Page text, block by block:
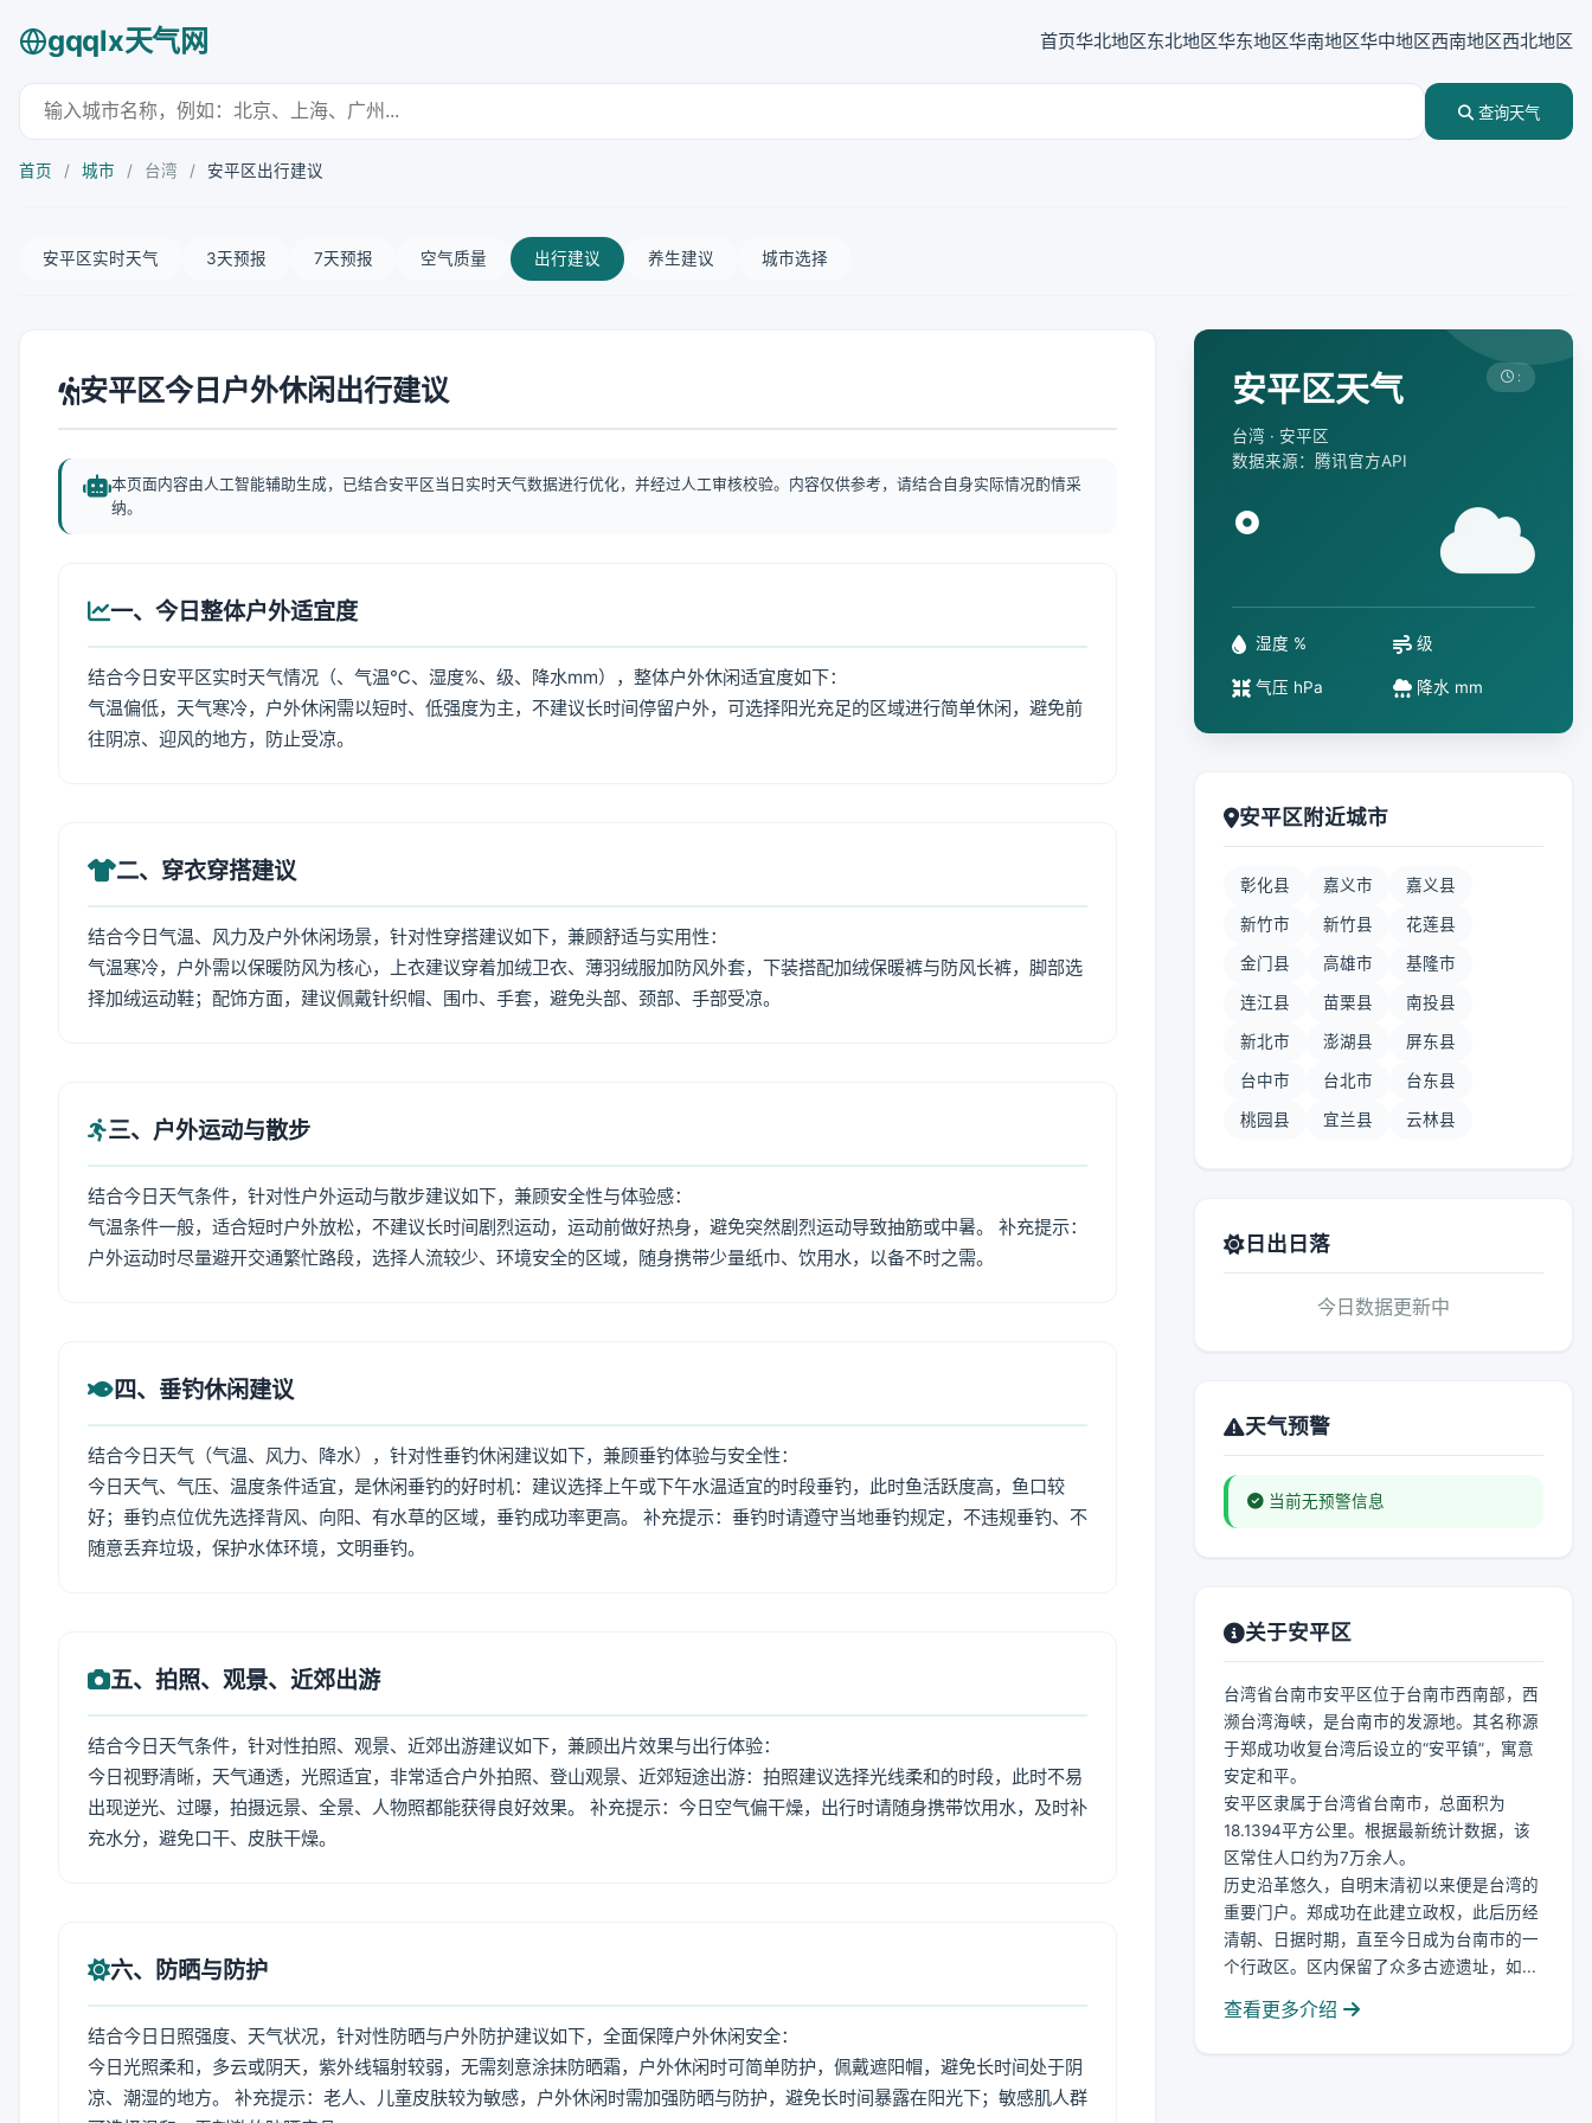
gqqlx天气网 首页华北地区东北地区华东地区华南地区华中地区西南地区西北地区
查询天气
首页 / 城市 / 台湾 / 安平区出行建议
安平区实时天气 3天预报 7天预报 空气质量 出行建议 养生建议 城市选择
安平区今日户外休闲出行建议
本页面内容由人工智能辅助生成，已结合安平区当日实时天气数据进行优化，并经过人工审核校验。内容仅供参考，请结合自身实际情况酌情采
纳。
一、今日整体户外适宜度
结合今日安平区实时天气情况（、气温℃、湿度%、级、降水mm），整体户外休闲适宜度如下：
气温偏低，天气寒冷，户外休闲需以短时、低强度为主，不建议长时间停留户外，可选择阳光充足的区域进行简单休闲，避免前
往阴凉、迎风的地方，防止受凉。
二、穿衣穿搭建议
结合今日气温、风力及户外休闲场景，针对性穿搭建议如下，兼顾舒适与实用性：
气温寒冷，户外需以保暖防风为核心，上衣建议穿着加绒卫衣、薄羽绒服加防风外套，下装搭配加绒保暖裤与防风长裤，脚部选
择加绒运动鞋；配饰方面，建议佩戴针织帽、围巾、手套，避免头部、颈部、手部受凉。
三、户外运动与散步
结合今日天气条件，针对性户外运动与散步建议如下，兼顾安全性与体验感：
气温条件一般，适合短时户外放松，不建议长时间剧烈运动，运动前做好热身，避免突然剧烈运动导致抽筋或中暑。 补充提示：
户外运动时尽量避开交通繁忙路段，选择人流较少、环境安全的区域，随身携带少量纸巾、饮用水，以备不时之需。
四、垂钓休闲建议
结合今日天气（气温、风力、降水），针对性垂钓休闲建议如下，兼顾垂钓体验与安全性：
今日天气、气压、温度条件适宜，是休闲垂钓的好时机：建议选择上午或下午水温适宜的时段垂钓，此时鱼活跃度高，鱼口较
好；垂钓点位优先选择背风、向阳、有水草的区域，垂钓成功率更高。 补充提示：垂钓时请遵守当地垂钓规定，不违规垂钓、不
随意丢弃垃圾，保护水体环境，文明垂钓。
五、拍照、观景、近郊出游
结合今日天气条件，针对性拍照、观景、近郊出游建议如下，兼顾出片效果与出行体验：
今日视野清晰，天气通透，光照适宜，非常适合户外拍照、登山观景、近郊短途出游：拍照建议选择光线柔和的时段，此时不易
出现逆光、过曝，拍摄远景、全景、人物照都能获得良好效果。 补充提示：今日空气偏干燥，出行时请随身携带饮用水，及时补
充水分，避免口干、皮肤干燥。
六、防晒与防护
结合今日日照强度、天气状况，针对性防晒与户外防护建议如下，全面保障户外休闲安全：
今日光照柔和，多云或阴天，紫外线辐射较弱，无需刻意涂抹防晒霜，户外休闲时可简单防护，佩戴遮阳帽，避免长时间处于阴
凉、潮湿的地方。 补充提示：老人、儿童皮肤较为敏感，户外休闲时需加强防晒与防护，避免长时间暴露在阳光下；敏感肌人群
安平区天气
台湾 · 安平区
数据来源：腾讯官方API
:
°
湿度 % 级
气压 hPa 降水 mm
安平区附近城市
彰化县 嘉义市 嘉义县
新竹市 新竹县 花莲县
金门县 高雄市 基隆市
连江县 苗栗县 南投县
新北市 澎湖县 屏东县
台中市 台北市 台东县
桃园县 宜兰县 云林县
日出日落
今日数据更新中
天气预警
当前无预警信息
关于安平区
台湾省台南市安平区位于台南市西南部，西
濒台湾海峡，是台南市的发源地。其名称源
于郑成功收复台湾后设立的“安平镇”，寓意
安定和平。
安平区隶属于台湾省台南市，总面积为
18.1394平方公里。根据最新统计数据，该
区常住人口约为7万余人。
历史沿革悠久，自明末清初以来便是台湾的
重要门户。郑成功在此建立政权，此后历经
清朝、日据时期，直至今日成为台南市的一
个行政区。区内保留了众多古迹遗址，如...
查看更多介绍